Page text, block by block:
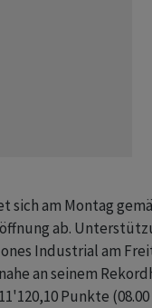
sich am Montag
ab.
Industrial am
an seinem
Punkte